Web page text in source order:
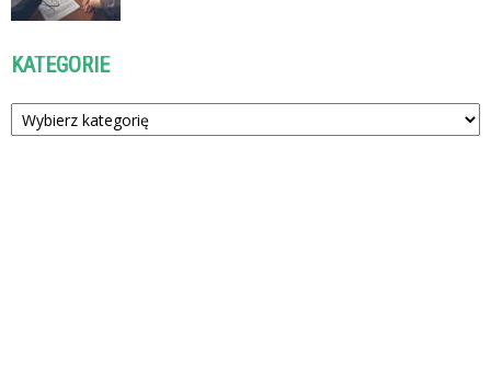
KATEGORIE
Kategorie